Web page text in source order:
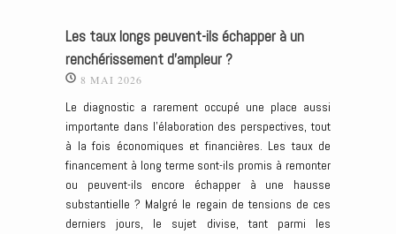
Les taux longs peuvent-ils échapper à un
renchérissement d’ampleur ?
8 MAI 2026
Le diagnostic a rarement occupé une place aussi
importante dans l’élaboration des perspectives, tout
à la fois économiques et financières. Les taux de
financement à long terme sont-ils promis à remonter
ou peuvent-ils encore échapper à une hausse
substantielle ? Malgré le regain de tensions de ces
derniers jours, le sujet divise, tant parmi les